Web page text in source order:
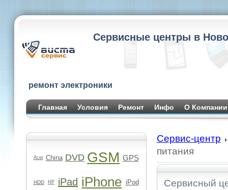
Сервисные центры в
ремонт электроники
Главная Условия Ремонт Инфо О Компании
Acer China DVD GSM GPS
HDD HP iPad iPhone iPod
Сервис-центр
питания
Сервисный